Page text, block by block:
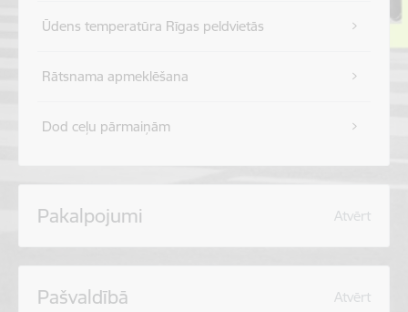
Ūdens temperatūra Rīgas peldvietās
Rātsnama apmeklēšana
Dod ceļu pārmaiņām
Pakalpojumi Atvērt
Pašvaldībā Atvērt